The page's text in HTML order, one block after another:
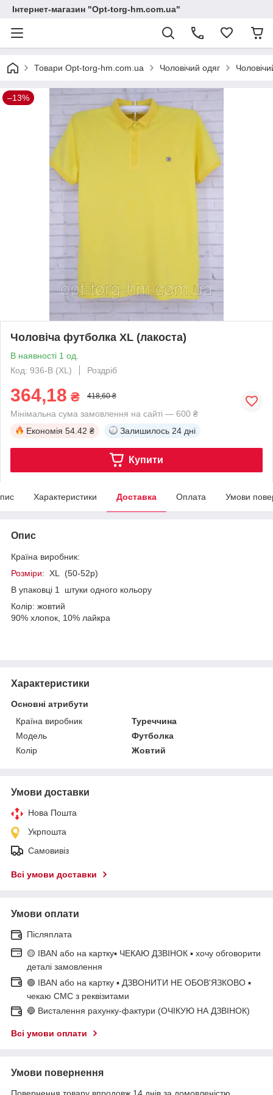
Інтернет-магазин "Opt-torg-hm.com.ua"
Товари Opt-torg-hm.com.ua Чоловічий одяг
–13%
Чоловіча футболка XL (лакоста)
В наявності 1 од.
Код: 936-В (XL)
Роздріб
364,18 ₴ 418,60 ₴
Мінімальна сума замовлення на сайті — 600 ₴
Економія 54.42 ₴ Залишилось 24 дні
Купити
Характеристики Доставка Оплата Умови
Опис
Країна виробник:
Розміри: XL (50-52р)
В упаковці 1 штуки одного кольору
Колір: жовтий
90% хлопок, 10% лайкра
Характеристики
Основні атрибути
Країна виробник
Туреччина
Модель
Футболка
Колір
Жовтий
Умови доставки
Нова Пошта
Укрпошта
Самовивіз
Всі умови доставки
Умови оплати
Післяплата
🟡 IBAN або на картку▪ ЧЕКАЮ ДЗВІНОК ▪ хочу обговорити
деталі замовлення
🟢 IBAN або на картку ▪ ДЗВОНИТИ НЕ ОБОВ'ЯЗКОВО ▪
чекаю СМС з реквізитами
🔵 Висталення рахунку-фактури (ОЧІКУЮ НА ДЗВІНОК)
Всі умови оплати
Умови повернення
Повернення товару впродовж 14 днів за домовленістю